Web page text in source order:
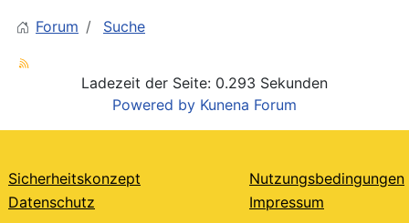
Forum Suche
Ladezeit der Seite: 0.293 Sekunden
Powered by Kunena Forum
Sicherheitskonzept
Nutzungsbedingungen
Datenschutz
Impressum